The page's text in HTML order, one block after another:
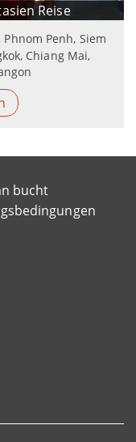
Reise
Penh, Siem
Chiang Mai,
bucht